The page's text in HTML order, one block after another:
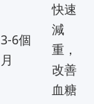
3-6個
月
快速
減
重，
改善
血糖